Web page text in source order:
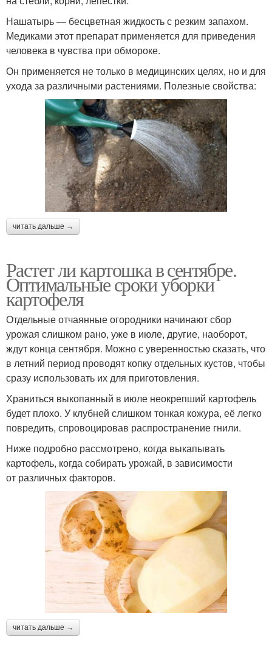
Нашатырь — бесцветная жидкость с резким запахом.
Медиками этот препарат применяется для приведения
человека в чувства при обмороке.
Он применяется не только в медицинских целях, но и для
ухода за различными растениями. Полезные свойства:
читать дальше →
Растет ли картошка в сентябре.
Оптимальные сроки уборки
картофеля
Отдельные отчаянные огородники начинают сбор
урожая слишком рано, уже в июле, другие, наоборот,
ждут конца сентября. Можно с уверенностью сказать, что
в летний период проводят копку отдельных кустов, чтобы
сразу использовать их для приготовления.
Храниться выкопанный в июле неокрепший картофель
будет плохо. У клубней слишком тонкая кожура, её легко
повредить, спровоцировав распространение гнили.
Ниже подробно рассмотрено, когда выкапывать
картофель, когда собирать урожай, в зависимости
от различных факторов.
читать дальше →